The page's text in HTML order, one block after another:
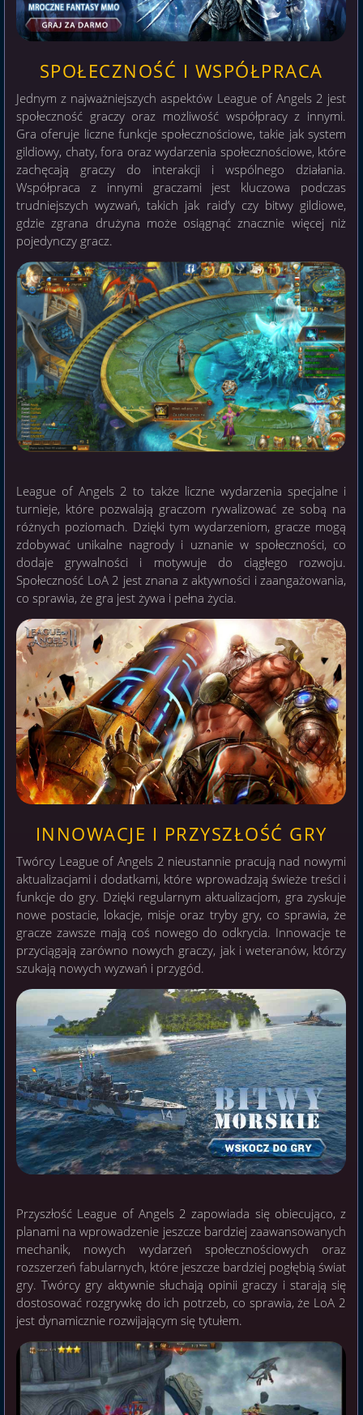
SPOŁECZNOŚĆ I WSPÓŁPRACA
Jednym z najważniejszych aspektów League of Angels 2 jest
społeczność graczy oraz możliwość współpracy z innymi.
Gra oferuje liczne funkcje społecznościowe, takie jak system
gildiowy, chaty, fora oraz wydarzenia społecznościowe, które
zachęcają graczy do interakcji i wspólnego działania.
Współpraca z innymi graczami jest kluczowa podczas
trudniejszych wyzwań, takich jak raid’y czy bitwy gildiowe,
gdzie zgrana drużyna może osiągnąć znacznie więcej niż
pojedynczy gracz.
League of Angels 2 to także liczne wydarzenia specjalne i
turnieje, które pozwalają graczom rywalizować ze sobą na
różnych poziomach. Dzięki tym wydarzeniom, gracze mogą
zdobywać unikalne nagrody i uznanie w społeczności, co
dodaje grywalności i motywuje do ciągłego rozwoju.
Społeczność LoA 2 jest znana z aktywności i zaangażowania,
co sprawia, że gra jest żywa i pełna życia.
INNOWACJE I PRZYSZŁOŚĆ GRY
Twórcy League of Angels 2 nieustannie pracują nad nowymi
aktualizacjami i dodatkami, które wprowadzają świeże treści i
funkcje do gry. Dzięki regularnym aktualizacjom, gra zyskuje
nowe postacie, lokacje, misje oraz tryby gry, co sprawia, że
gracze zawsze mają coś nowego do odkrycia. Innowacje te
przyciągają zarówno nowych graczy, jak i weteranów, którzy
szukają nowych wyzwań i przygód.
Przyszłość League of Angels 2 zapowiada się obiecująco, z
planami na wprowadzenie jeszcze bardziej zaawansowanych
mechanik, nowych wydarzeń społecznościowych oraz
rozszerzeń fabularnych, które jeszcze bardziej pogłębią świat
gry. Twórcy gry aktywnie słuchają opinii graczy i starają się
dostosować rozgrywkę do ich potrzeb, co sprawia, że LoA 2
jest dynamicznie rozwijającym się tytułem.